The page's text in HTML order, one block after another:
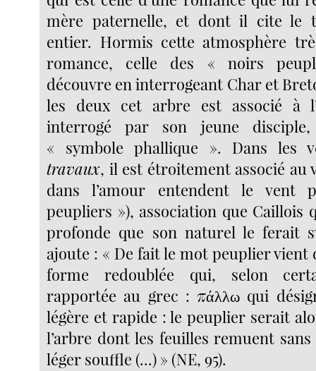
mère paternelle, et dont il cite le
entier. Hormis cette atmosphère
romance, celle des « noirs
découvre en interrogeant Char et
les deux cet arbre est associé à
interrogé par son jeune
« symbole phallique ». Dans les
travaux, il est étroitement associé au
dans l’amour entendent le vent
peupliers »), association que Caillois
profonde que son naturel le ferait
ajoute : « De fait le mot peuplier
forme redoublée qui, selon
rapportée au grec : πάλλω qui
légère et rapide : le peuplier serait
l’arbre dont les feuilles remuent
léger souffle (...) » (NE, 95).